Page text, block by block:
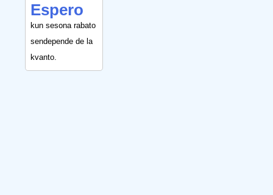
Espero
kun sesona rabato
sendepende de la
kvanto.